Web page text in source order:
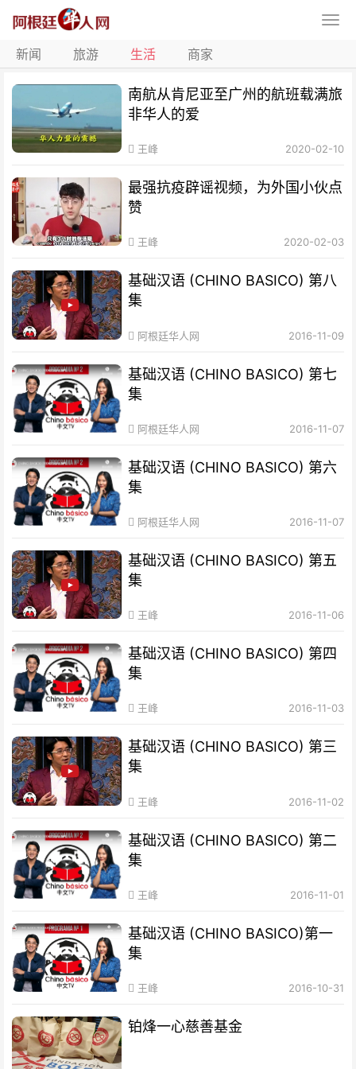
新闻 旅游 生活 商家
南航从肯尼亚至广州的航班载满旅
非华人的爱
王峰 2020-02-10
最强抗疫辟谣视频，为外国小伙点
赞
王峰 2020-02-03
基础汉语 (CHINO BASICO) 第八
集
阿根廷华人网 2016-11-09
基础汉语 (CHINO BASICO) 第七
集
阿根廷华人网 2016-11-07
基础汉语 (CHINO BASICO) 第六
集
阿根廷华人网 2016-11-07
基础汉语 (CHINO BASICO) 第五
集
王峰 2016-11-06
基础汉语 (CHINO BASICO) 第四
集
王峰 2016-11-03
基础汉语 (CHINO BASICO) 第三
集
王峰 2016-11-02
基础汉语 (CHINO BASICO) 第二
集
王峰 2016-11-01
基础汉语 (CHINO BASICO)第一
集
王峰 2016-10-31
铂烽一心慈善基金